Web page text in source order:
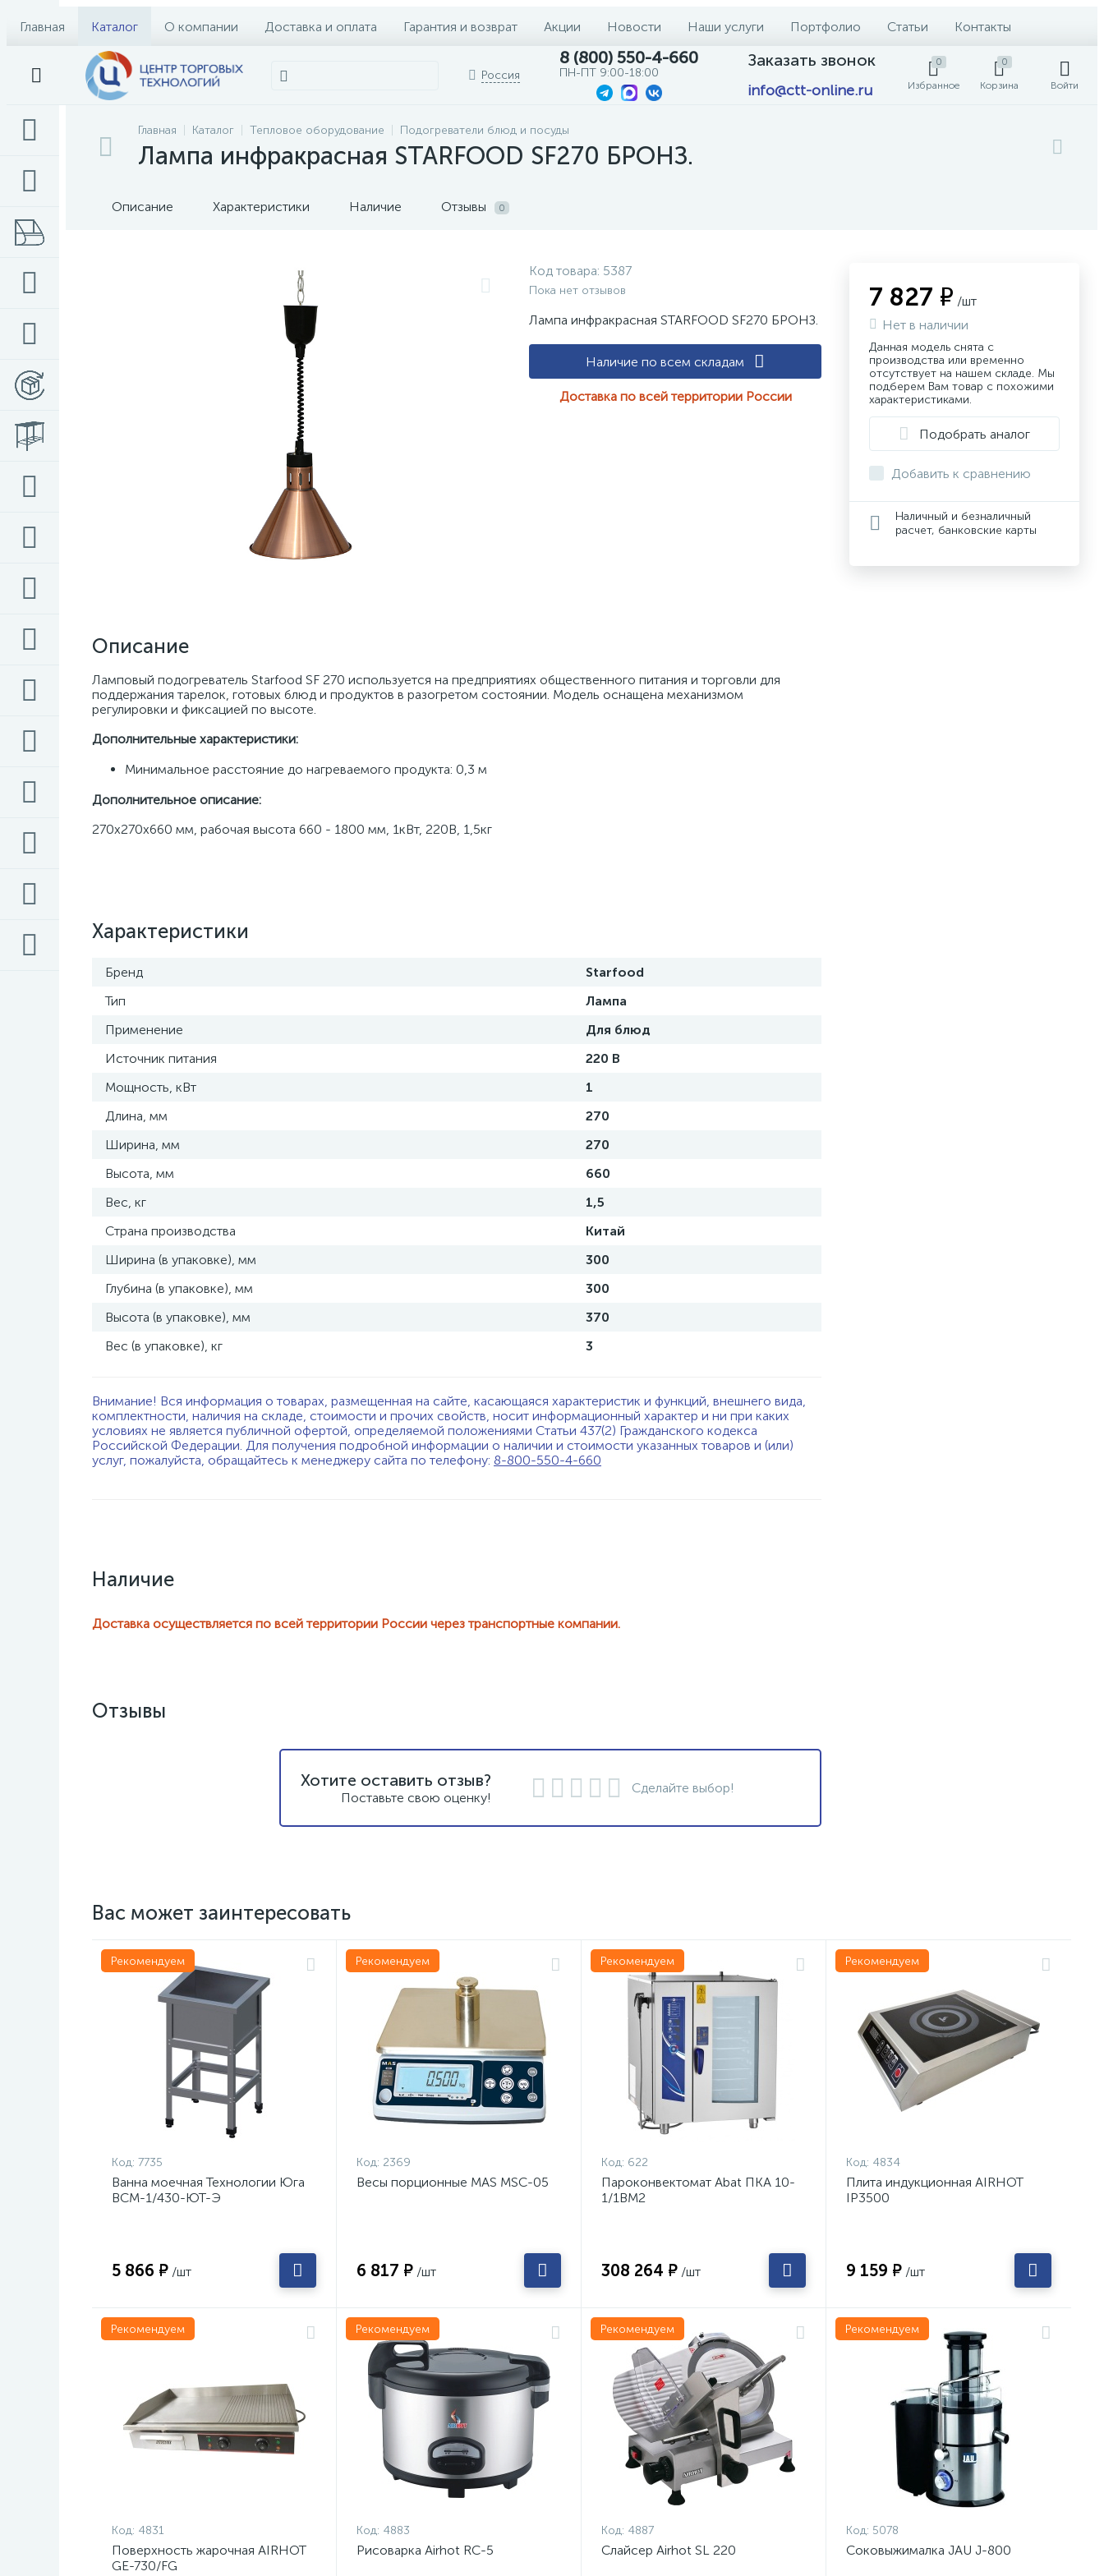
Главная Каталог О компании Доставка и оплата Гарантия и возврат Акции Новости Наши услуги Портфолио Статьи Контакты
Россия
8 (800) 550-4-660
ПН-ПТ 9:00-18:00
Заказать звонок
info@ctt-online.ru
0
Избранное
0
Корзина Войти
Главная Каталог Тепловое оборудование Подогреватели блюд и посуды
Лампа инфракрасная STARFOOD SF270 БРОНЗ.
Описание Характеристики Наличие Отзывы 0
Код товара: 5387
Пока нет отзывов
Лампа инфракрасная STARFOOD SF270 БРОНЗ.
Наличие по всем складам
Доставка по всей территории России
Описание
Ламповый подогреватель Starfood SF 270 используется на предприятиях общественного питания и торговли для
поддержания тарелок, готовых блюд и продуктов в разогретом состоянии. Модель оснащена механизмом
регулировки и фиксацией по высоте.
Дополнительные характеристики:
Минимальное расстояние до нагреваемого продукта: 0,3 м
Дополнительное описание:
270x270x660 мм, рабочая высота 660 - 1800 мм, 1кВт, 220В, 1,5кг
Характеристики
Бренд
Starfood
Тип
Лампа
Применение
Для блюд
Источник питания
220 В
Мощность, кВт
1
Длина, мм
270
Ширина, мм
270
Высота, мм
660
Вес, кг
1,5
Страна производства
Китай
Ширина (в упаковке), мм
300
Глубина (в упаковке), мм
300
Высота (в упаковке), мм
370
Вес (в упаковке), кг
3
Внимание! Вся информация о товарах, размещенная на сайте, касающаяся характеристик и функций, внешнего вида,
комплектности, наличия на складе, стоимости и прочих свойств, носит информационный характер и ни при каких
условиях не является публичной офертой, определяемой положениями Статьи 437(2) Гражданского кодекса
Российской Федерации. Для получения подробной информации о наличии и стоимости указанных товаров и (или)
услуг, пожалуйста, обращайтесь к менеджеру сайта по телефону: 8-800-550-4-660
Наличие
Доставка осуществляется по всей территории России через транспортные компании.
7 827 ₽ /шт
Нет в наличии
Данная модель снята с
производства или временно
отсутствует на нашем складе. Мы
подберем Вам товар с похожими
характеристиками.
Подобрать аналог
Добавить к сравнению
Наличный и безналичный
расчет, банковские карты
Отзывы
Хотите оставить отзыв?
Поставьте свою оценку!
Сделайте выбор!
Вас может заинтересовать
Рекомендуем
Код: 7735
Ванна моечная Технологии Юга
ВСМ-1/430-ЮТ-Э
5 866 ₽ /шт
Рекомендуем
Код: 2369
Весы порционные MAS MSC-05
6 817 ₽ /шт
Рекомендуем
Код: 622
Пароконвектомат Abat ПКА 10-
1/1ВМ2
308 264 ₽ /шт
Рекомендуем
Код: 4834
Плита индукционная AIRHOT
IP3500
9 159 ₽ /шт
Рекомендуем
Код: 4831
Поверхность жарочная AIRHOT
GE-730/FG
Рекомендуем
Код: 4883
Рисоварка Airhot RC-5
Рекомендуем
Код: 4887
Слайсер Airhot SL 220
Рекомендуем
Код: 5078
Соковыжималка JAU J-800